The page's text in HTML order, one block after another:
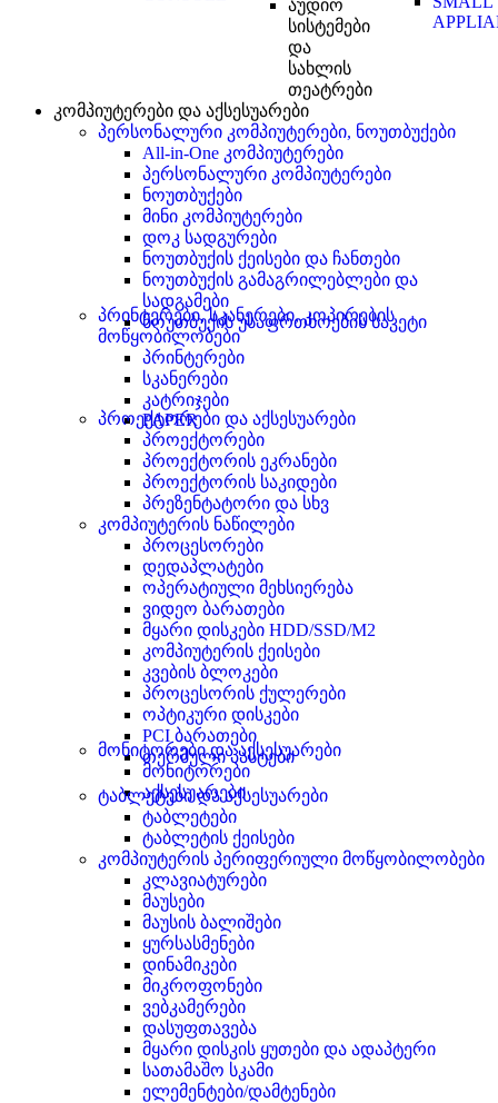
აუდიო
სისტემები
და
სახლის
თეატრები
კომპიუტერები და აქსესუარები
პერსონალური კომპიუტერები, ნოუთბუქები
All-in-One კომპიუტერები
პერსონალური კომპიუტერები
ნოუთბუქები
მინი კომპიუტერები
დოკ სადგურები
ნოუთბუქის ქეისები და ჩანთები
ნოუთბუქის გამაგრილებლები და
სადგამები
ნოუთბუქის უსაფრთხოების საკეტი
პრინტერები, სკანერები, კოპირების
მოწყობილობები
პრინტერები
სკანერები
კატრიჯები
PAPER
პროექტორები და აქსესუარები
პროექტორები
პროექტორის ეკრანები
პროექტორის საკიდები
პრეზენტატორი და სხვ
კომპიუტერის ნაწილები
პროცესორები
დედაპლატები
ოპერატიული მეხსიერება
ვიდეო ბარათები
მყარი დისკები HDD/SSD/M2
კომპიუტერის ქეისები
კვების ბლოკები
პროცესორის ქულერები
ოპტიკური დისკები
PCI ბარათები
თერმული პასტები
მონიტორები და აქსესუარები
მონიტორები
აქსესუარები
ტაბლეტები და აქსესუარები
ტაბლეტები
ტაბლეტის ქეისები
კომპიუტერის პერიფერიული მოწყობილობები
კლავიატურები
მაუსები
მაუსის ბალიშები
ყურსასმენები
დინამიკები
მიკროფონები
ვებკამერები
დასუფთავება
მყარი დისკის ყუთები და ადაპტერი
სათამაშო სკამი
ელემენტები/დამტენები